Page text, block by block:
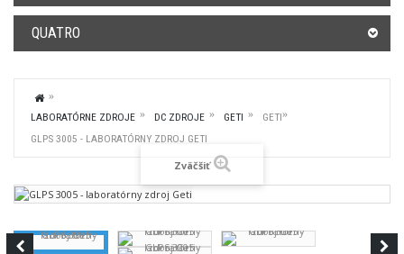
QUATRO
LABORATÓRNE ZDROJE DC ZDROJE GETI
GETI
GLPS 3005 - LABORATÓRNY ZDROJ GETI
Zväčšiť